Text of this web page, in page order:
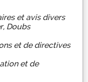
et avis divers
Doubs
et de directives
et de